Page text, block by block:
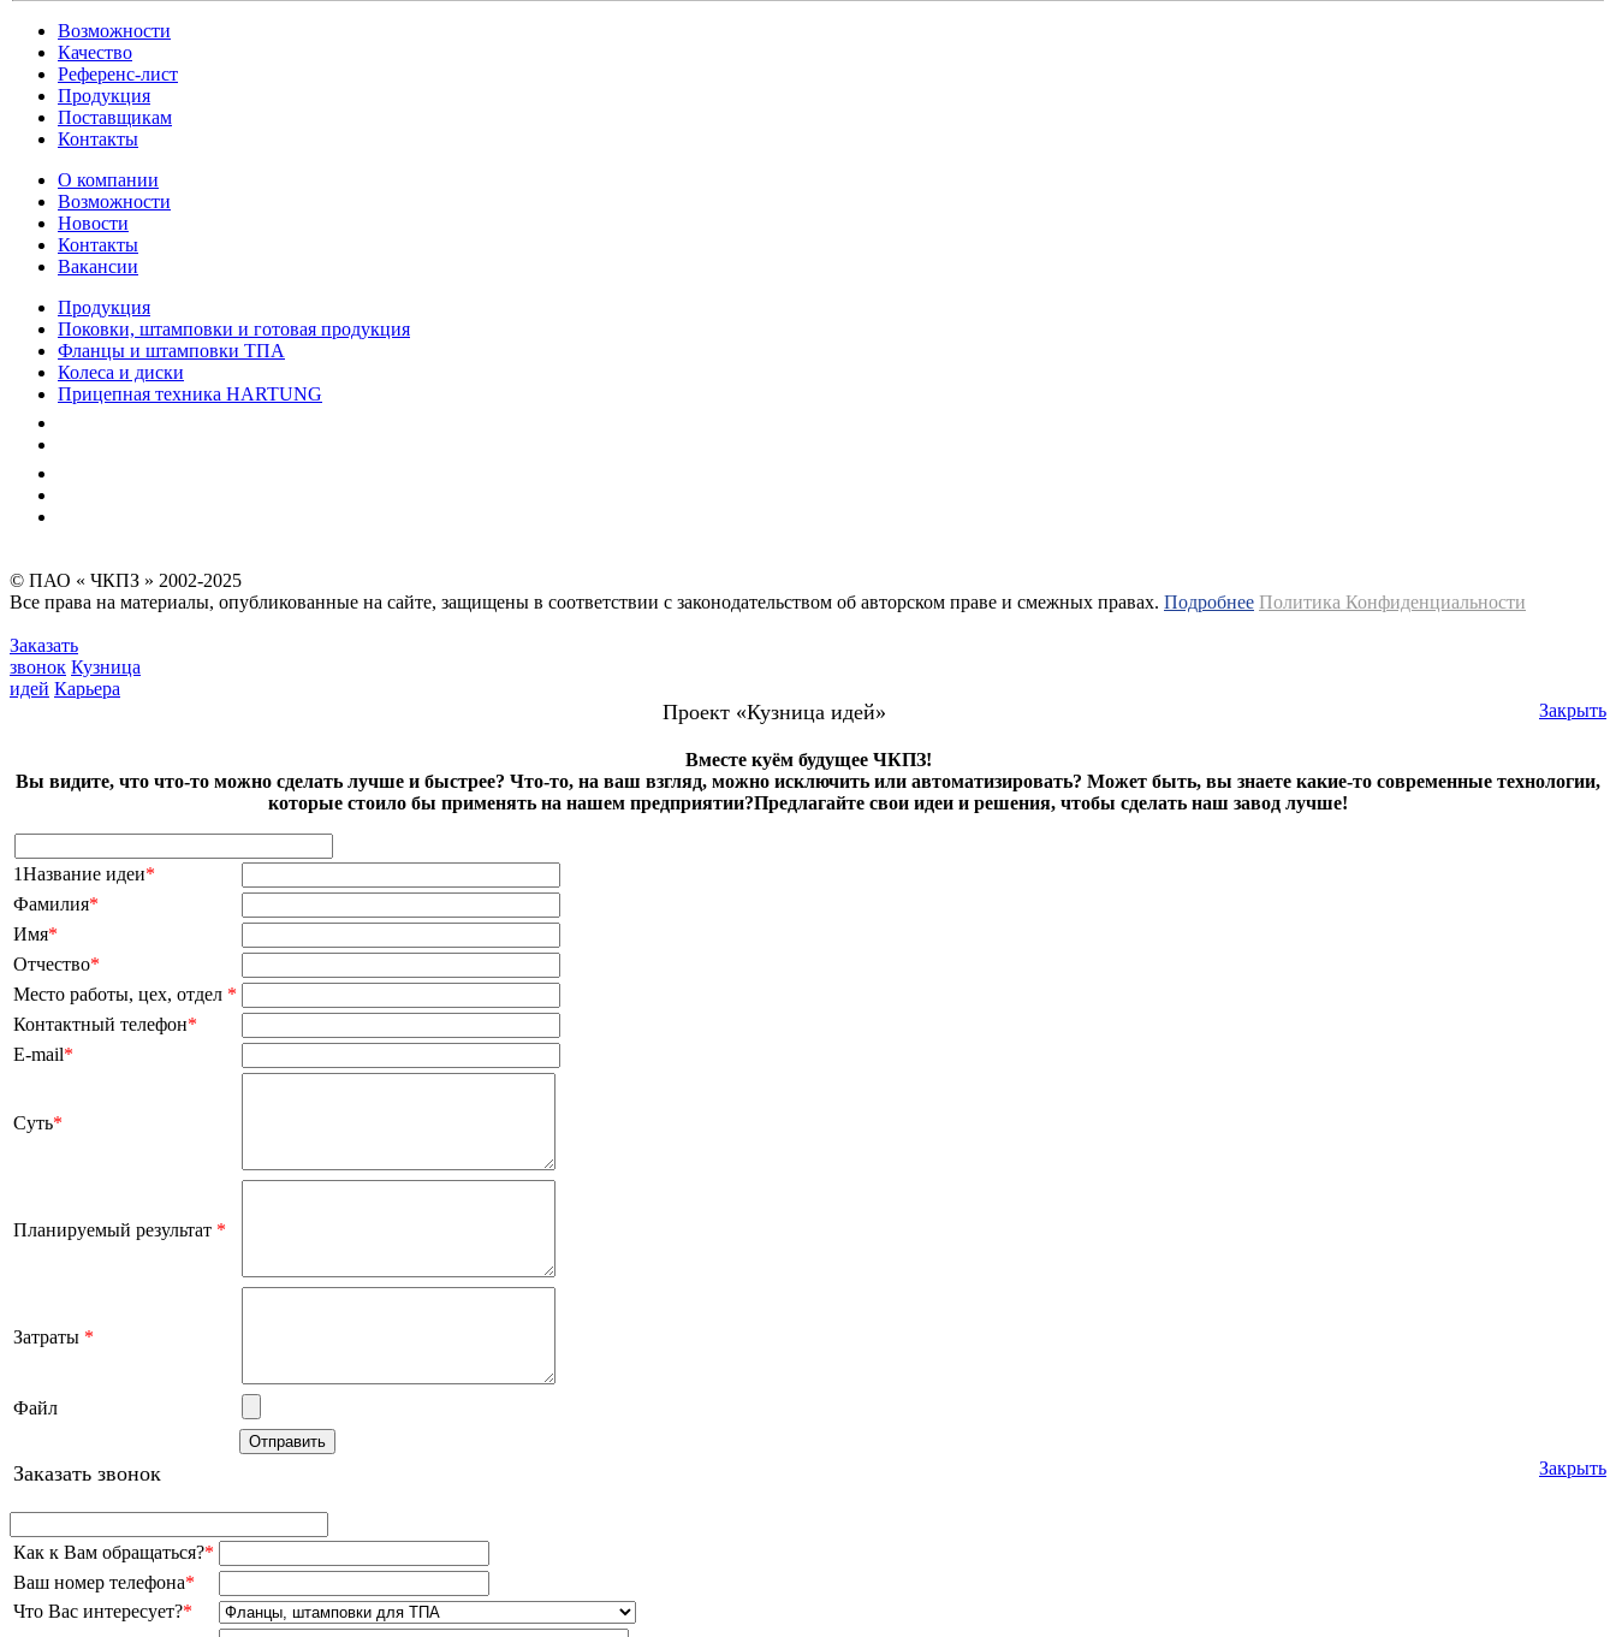
Возможности
Качество
Референс-лист
Продукция
Поставщикам
Контакты
О компании
Возможности
Новости
Контакты
Вакансии
Продукция
Поковки, штамповки и готовая продукция
Фланцы и штамповки ТПА
Колеса и диски
Прицепная техника HARTUNG
© ПАО « ЧКПЗ » 2002-2025
Все права на материалы, опубликованные на сайте, защищены в соответствии с законодательством об авторском праве и смежных правах. Подробнее Политика Конфиденциальности
Заказать
звонок Кузница
идей Карьера
Закрыть
Проект «Кузница идей»
Вместе куём будущее ЧКПЗ!
Вы видите, что что-то можно сделать лучше и быстрее? Что-то, на ваш взгляд, можно исключить или автоматизировать? Может быть, вы знаете какие-то современные технологии,
которые стоило бы применять на нашем предприятии?Предлагайте свои идеи и решения, чтобы сделать наш завод лучше!
1Название идеи*
Фамилия*
Имя*
Отчество*
Место работы, цех, отдел *
Контактный телефон*
E-mail*
Суть*
Планируемый результат *
Затраты *
Файл
Закрыть
Заказать звонок
Как к Вам обращаться?*
Ваш номер телефона*
Что Вас интересует?*